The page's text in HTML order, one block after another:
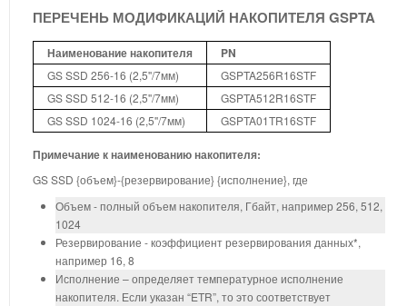
ПЕРЕЧЕНЬ МОДИФИКАЦИЙ НАКОПИТЕЛЯ GSPTA
Наименование накопителя PN
GS SSD 256-16 (2,5''/7мм)
GSPTA256R16STF
GS SSD 512-16 (2,5''/7мм)
GSPTA512R16STF
GS SSD 1024-16 (2,5''/7мм)
GSPTA01TR16STF
Примечание к наименованию накопителя:
GS SSD {объем}-{резервирование} {исполнение}, где
Объем - полный объем накопителя, Гбайт, например 256, 512,
1024
Резервирование - коэффициент резервирования данных*,
например 16, 8
Исполнение – определяет температурное исполнение
накопителя. Если указан “ETR”, то это соответствует